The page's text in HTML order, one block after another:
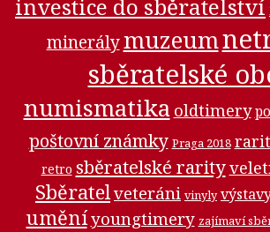
investice do sběratelství
minerálymuzeum
sběratelské
numismatika oldtimery
poštovní známky Praga 2018
retro sběratelské rarity
Sběratelveteráni vinyly
uměníyoungtimery zajímaví